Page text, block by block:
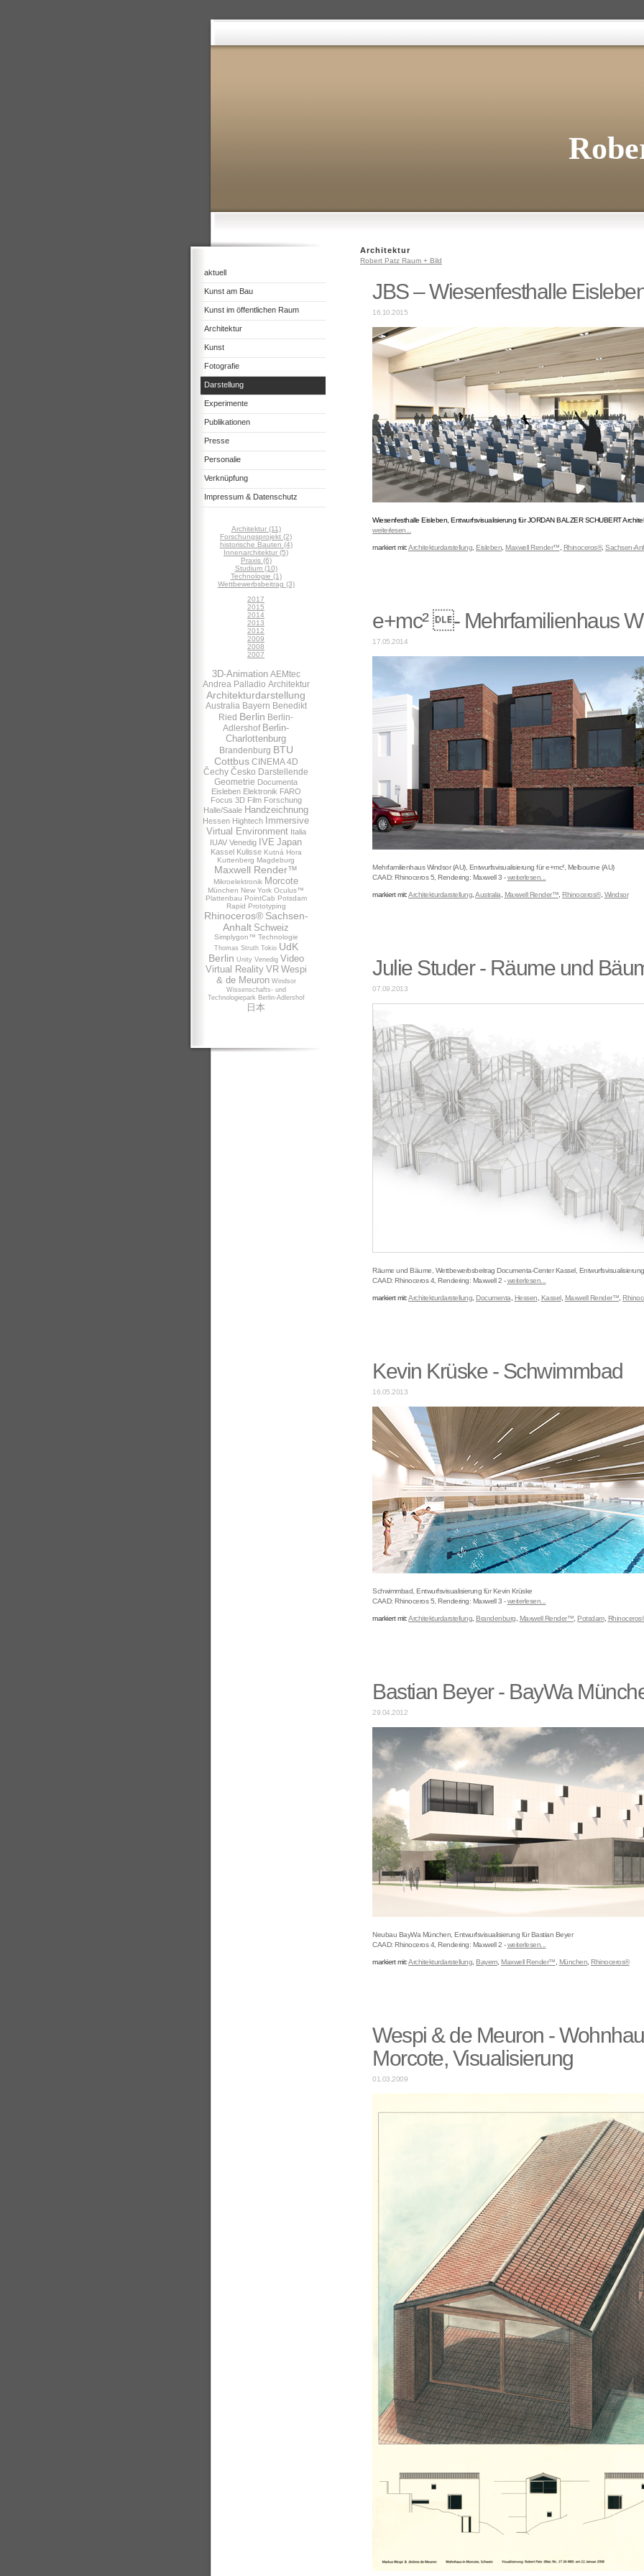
aktuell
Kunst am Bau
Kunst im öffentlichen Raum
Architektur
Kunst
Fotografie
Darstellung
Experimente
Publikationen
Presse
Personalie
Verknüpfung
Impressum & Datenschutz
Architektur (11)
Forschungsprojekt (2)
historische Bauten (4)
Innenarchitektur (5)
Praxis (6)
Studium (10)
Technologie (1)
Wettbewerbsbeitrag (3)
2017
2015
2014
2013
2012
2009
2008
2007
3D-Animation AEMtec
Andrea Palladio Architektur
Architekturdarstellung
Australia Bayern Benedikt
Ried Berlin Berlin-
Adlershof Berlin-
Charlottenburg
Brandenburg BTU
Cottbus CINEMA 4D
Čechy Česko Darstellende
Geometrie Documenta
Eisleben Elektronik FARO
Focus 3D Film Forschung
Halle/Saale Handzeichnung
Hessen Hightech
Immersive
Virtual Environment Italia
IUAV Venedig IVE Japan
Kassel Kulisse Kutná Hora
Kuttenberg Magdeburg
Maxwell Render™
Mikroelektronik Morcote
München New York Oculus™
Plattenbau PointCab Potsdam
Rapid Prototyping
Rhinoceros® Sachsen-
Anhalt Schweiz
Simplygon™ Technologie
Thomas Struth Tokio UdK
Berlin Unity Venedig Video
Virtual Reality VR Wespi
& de Meuron Windsor
Wissenschafts- und
Technologiepark Berlin-Adlershof
日本
Architektur
Robert Patz Raum + Bild
JBS – Wiesenfesthalle
16.10.2015
Wiesenfesthalle Eisleben, Entwurfsvisualisierung für JORDAN BALZER SCHUBERT
weiterlesen...
markiert mit:Architekturdarstellung Eisleben Maxwell Render™ Rhinoceros®, Sachsen-
e+mc² - Mehrfamilienhaus
17.05.2014
Mehrfamilienhaus Windsor (AU), Entwurfsvisualisierung für e+mc², Melbourne (AU)
CAAD: Rhinoceros 5, Rendering: Maxwell 3 -weiterlesen...
markiert mit:Architekturdarstellung Australia Maxwell Render™ Rhinoceros®, Windsor
Julie Studer - Räume und
07.09.2013
Räume und Bäume, Wettbewerbsbeitrag Documenta-Center Kassel,
CAAD: Rhinoceros 4, Rendering: Maxwell 2 -weiterlesen...
markiert mit:Architekturdarstellung Documenta Hessen Kassel, Maxwell Render™
Kevin Krüske - Schwimmbad
16.05.2013
Schwimmbad, Entwurfsvisualisierung für Kevin Krüske
CAAD: Rhinoceros 5, Rendering: Maxwell 3 -weiterlesen...
markiert mit:Architekturdarstellung Brandenburg Maxwell Render™ Potsdam,
Bastian Beyer - BayWa
29.04.2012
Neubau BayWa München, Entwurfsvisualisierung für Bastian Beyer
CAAD: Rhinoceros 4, Rendering: Maxwell 2 -weiterlesen...
markiert mit:Architekturdarstellung Bayern Maxwell Render™ München Rhinoceros®
Wespi & de Meuron -
Morcote, Visualisierung
01.03.2009